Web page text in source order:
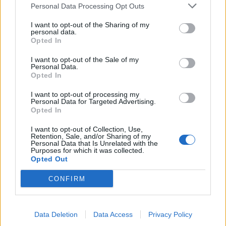
Personal Data Processing Opt Outs
I want to opt-out of the Sharing of my
personal data.
Opted In
I want to opt-out of the Sale of my
Personal Data.
Opted In
I want to opt-out of processing my
Personal Data for Targeted Advertising.
Opted In
I want to opt-out of Collection, Use,
Retention, Sale, and/or Sharing of my
Personal Data that Is Unrelated with the
Purposes for which it was collected.
Opted Out
CONFIRM
Data Deletion Data Access Privacy Policy
Deseu el meu nom, el correu electrònic i el lloc web en
aquest navegador per a la propera vegada que comenti.
Captcha8 * 1 = ?
characters
CAPTCHA
ÚLTIMES NOTÍCIES
La Cursa de l’Aldea segona d’etiqueta d’or